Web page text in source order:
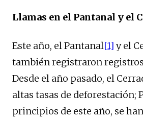
Llamas en el Pantanal y el
Este año, el Pantanal[1] y el
también registraron
Desde el año pasado, el
altas tasas de deforestación;
principios de este año, se